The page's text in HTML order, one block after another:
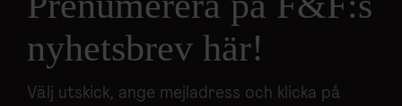
nyhetsbrev här!
Välj utskick, ange mejladress och klicka på